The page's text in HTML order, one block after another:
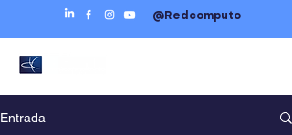
@Redcomputo
Entrada